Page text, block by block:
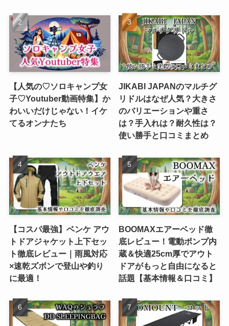
【人気の♡ソロキャンプ女
子♡Youtuber動画特集】か
わいいだけじゃない！イケ
てるオンナたち
JIKABI JAPANのマルチグ
リドルはなぜ人気？大きさ
のバリエーションや重さ
は？手入れは？耐久性は？
使い勝手と口コミまとめ
【コスパ最強】ベンケ アウ
トドアジャケット上下セッ
ト徹底レビュー｜雨風対応
×速乾ズボンで登山や釣り
に最適！
BOOMAXエアーベッド徹
底レビュー！電動ポンプ内
蔵＆快適25cm厚でアウト
ドアがもっと自由になると
話題【基本情報＆口コミ】